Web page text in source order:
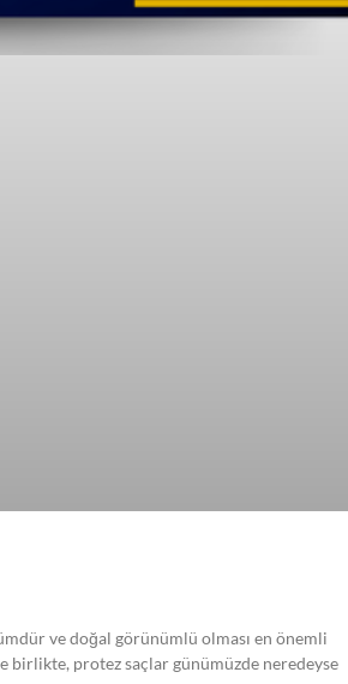
ve doğal görünümlü olması en önemli
protez saçlar günümüzde neredeyse